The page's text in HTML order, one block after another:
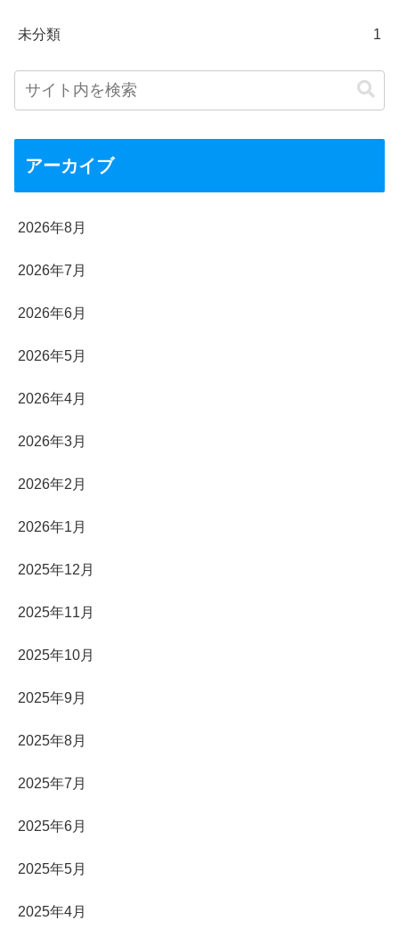
未分類 1
アーカイブ
2026年8月
2026年7月
2026年6月
2026年5月
2026年4月
2026年3月
2026年2月
2026年1月
2025年12月
2025年11月
2025年10月
2025年9月
2025年8月
2025年7月
2025年6月
2025年5月
2025年4月